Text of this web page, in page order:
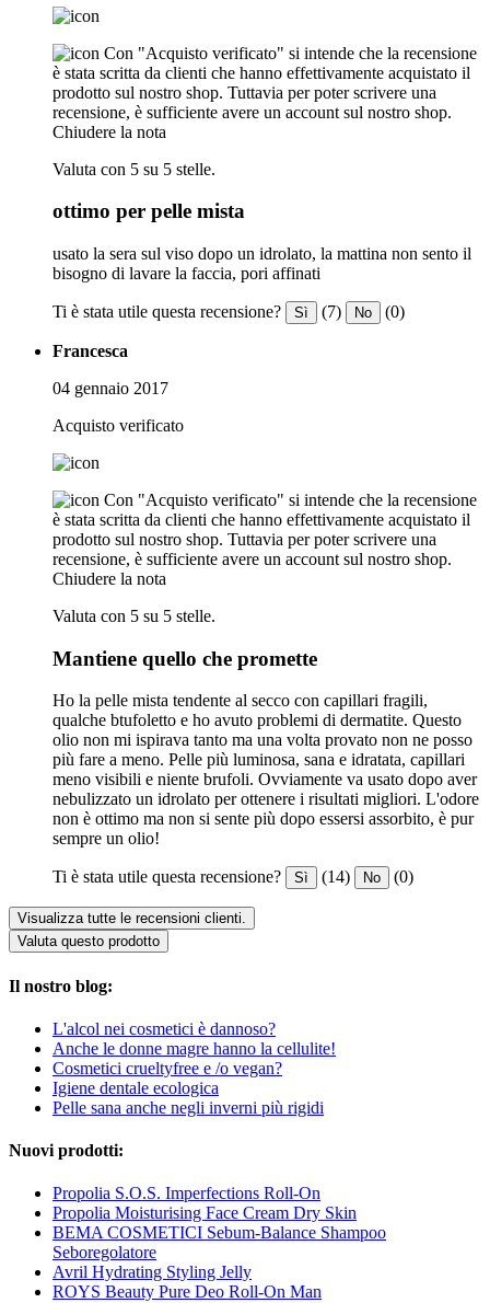
Con "Acquisto verificato" si intende che la recensione
è stata scritta da clienti che hanno effettivamente acquistato il
prodotto sul nostro shop. Tuttavia per poter scrivere una
recensione, è sufficiente avere un account sul nostro shop.
Chiudere la nota
Valuta con 5 su 5 stelle.
ottimo per pelle mista
usato la sera sul viso dopo un idrolato, la mattina non sento il
bisogno di lavare la faccia, pori affinati
Ti è stata utile questa recensione? Sì (7) No (0)
Francesca
04 gennaio 2017
Acquisto verificato
Con "Acquisto verificato" si intende che la recensione
è stata scritta da clienti che hanno effettivamente acquistato il
prodotto sul nostro shop. Tuttavia per poter scrivere una
recensione, è sufficiente avere un account sul nostro shop.
Chiudere la nota
Valuta con 5 su 5 stelle.
Mantiene quello che promette
Ho la pelle mista tendente al secco con capillari fragili,
qualche btufoletto e ho avuto problemi di dermatite. Questo
olio non mi ispirava tanto ma una volta provato non ne posso
più fare a meno. Pelle più luminosa, sana e idratata, capillari
meno visibili e niente brufoli. Ovviamente va usato dopo aver
nebulizzato un idrolato per ottenere i risultati migliori. L'odore
non è ottimo ma non si sente più dopo essersi assorbito, è pur
sempre un olio!
Ti è stata utile questa recensione? Sì (14) No (0)
Visualizza tutte le recensioni clienti.
Valuta questo prodotto
Il nostro blog:
L'alcol nei cosmetici è dannoso?
Anche le donne magre hanno la cellulite!
Cosmetici crueltyfree e /o vegan?
Igiene dentale ecologica
Pelle sana anche negli inverni più rigidi
Nuovi prodotti:
Propolia S.O.S. Imperfections Roll-On
Propolia Moisturising Face Cream Dry Skin
BEMA COSMETICI Sebum-Balance Shampoo
Seboregolatore
Avril Hydrating Styling Jelly
ROYS Beauty Pure Deo Roll-On Man